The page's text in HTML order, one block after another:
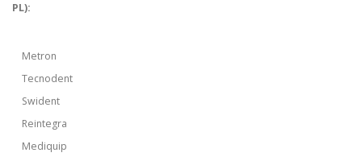
PL):
Metron
Tecnodent
Swident
Reintegra
Mediquip